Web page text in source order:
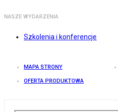
NASZE WYDARZENIA
Szkolenia i konferencje
MAPA STRONY
OFERTA PRODUKTOWA